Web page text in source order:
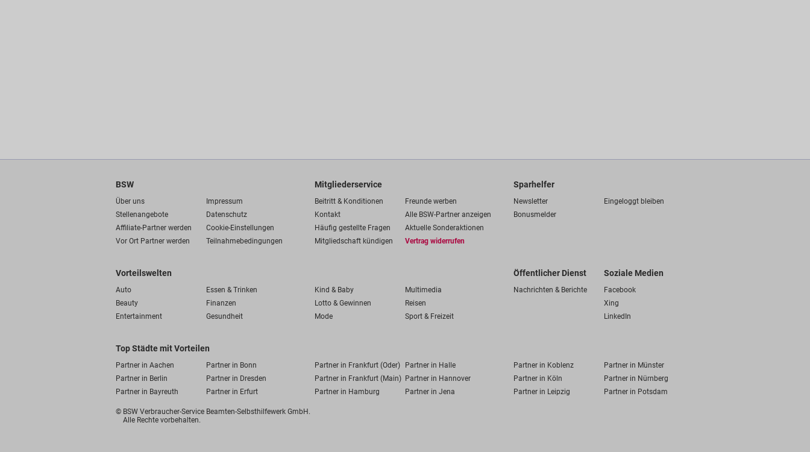
BSW
Über uns
Impressum
Stellenangebote
Datenschutz
Affiliate-Partner werden
Cookie-Einstellungen
Vor Ort Partner werden
Teilnahmebedingungen
Mitgliederservice
Beitritt & Konditionen
Freunde werben
Kontakt
Alle BSW-Partner anzeigen
Häufig gestellte Fragen
Aktuelle Sonderaktionen
Mitgliedschaft kündigen
Vertrag widerrufen
Sparhelfer
Newsletter
Eingeloggt bleiben
Bonusmelder
Vorteilswelten
Auto Essen & Trinken Kind & Baby
Multimedia
Beauty
Finanzen Lotto & Gewinnen
Reisen
Entertainment
Gesundheit Mode Sport & Freizeit
Öffentlicher Dienst
Nachrichten & Berichte
Soziale Medien
Facebook
Xing
LinkedIn
Top Städte mit Vorteilen
Partner in Aachen Partner in Bonn Partner in Frankfurt (Oder) Partner in Halle Partner in Koblenz
Partner in Münster
Partner in Berlin
Partner in Dresden Partner in Frankfurt (Main) Partner in Hannover Partner in Köln
Partner in Nürnberg
Partner in Bayreuth
Partner in Erfurt Partner in Hamburg Partner in Jena Partner in Leipzig Partner in Potsdam
© BSW Verbraucher-Service Beamten-Selbsthilfewerk GmbH.
Alle Rechte vorbehalten.